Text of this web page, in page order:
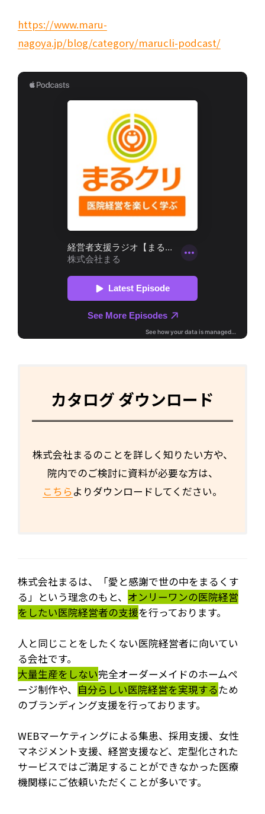
https://www.maru-
nagoya.jp/blog/category/marucli-podcast/
カタログ ダウンロード
株式会社まるのことを詳しく知りたい方や、
院内でのご検討に資料が必要な方は、
こちらよりダウンロードしてください。
株式会社まるは、「愛と感謝で世の中をまるくす
る」という理念のもと、 オンリーワンの医院経営
をしたい医院経営者の支援を行っております。
人と同じことをしたくない医院経営者に向いてい
る会社です。
大量生産をしない完全オーダーメイドのホームペ
ージ制作や、 自分らしい医院経営を実現するため
のブランディング支援を行っております。
WEBマーケティングによる集患、採用支援、女性
マネジメント支援、経営支援など、定型化された
サービスではご満足することができなかった医療
機関様にご依頼いただくことが多いです。